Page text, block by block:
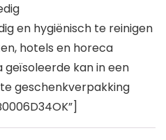
en hygiënisch te reinigen
hotels en horeca
geïsoleerde kan in een
geschenkverpakking